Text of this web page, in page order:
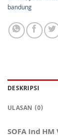
bandung
DESKRIPSI
ULASAN (0)
SOFA Ind